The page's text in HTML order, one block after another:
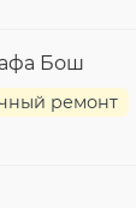
Бош
ремонт